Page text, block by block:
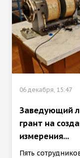
06 декабря, 15:47
Заведующий
грант на
измерения...
Пять